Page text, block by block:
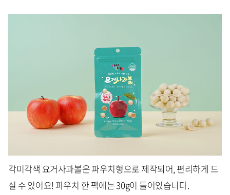
각미각색 요거사과볼은 파우치형으로 제작되어, 편리하게 드
실 수 있어요! 파우치 한 팩에는 30g이 들어있습니다.